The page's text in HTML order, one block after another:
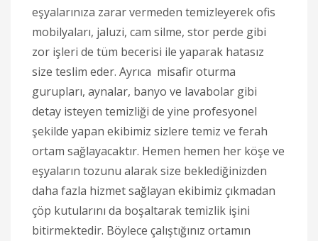
eşyalarınıza zarar vermeden temizleyerek ofis
mobilyaları, jaluzi, cam silme, stor perde gibi
zor işleri de tüm becerisi ile yaparak hatasız
size teslim eder. Ayrıca misafir oturma
gurupları, aynalar, banyo ve lavabolar gibi
detay isteyen temizliği de yine profesyonel
şekilde yapan ekibimiz sizlere temiz ve ferah
ortam sağlayacaktır. Hemen hemen her köşe ve
eşyaların tozunu alarak size beklediğinizden
daha fazla hizmet sağlayan ekibimiz çıkmadan
çöp kutularını da boşaltarak temizlik işini
bitirmektedir. Böylece çalıştığınız ortamın